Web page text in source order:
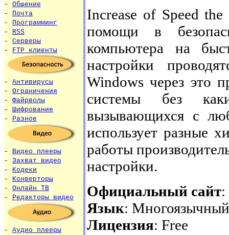
- Общение
- Почта
- Программинг
- RSS
- Серверы
- FTP клиенты
- Антивирусы
- Ограничения
- Файрволы
- Шифрование
- Разное
- Видео плееры
- Захват видео
- Кодеки
- Конверторы
- Онлайн ТВ
- Редакторы видео
- Аудио плееры
Increase of Speed
помощи в
компьютера на
настройки
Windows через это
системы без
вызывающихся с
использует разные
работы
настройки.
Официальный сайт:
Язык: Многоязычный
Лицензия: Free